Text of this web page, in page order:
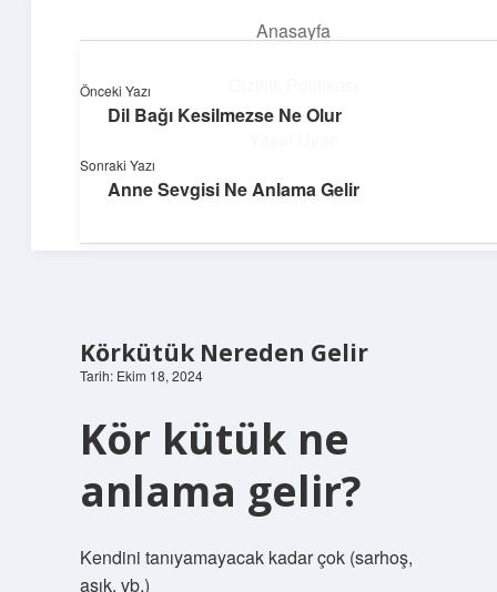
Anasayfa
Hakkımızda
Deniz Esintisi Hikayeler
Dalgalardan ilham alan neşeli bilgiler!
Körkütük Nereden Gelir
Tarih: Ekim 18, 2024
Kör kütük ne
anlama gelir?
Kendini tanıyamayacak kadar çok (sarhoş,
aşık, vb.)
Önceki Yazı
Dil Bağı Kesilmezse Ne Olur
Sonraki Yazı
Anne Sevgisi Ne Anlama Gelir